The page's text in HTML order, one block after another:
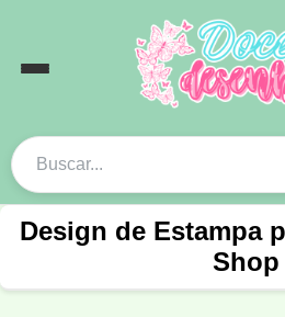
Design de Estampa
Shop